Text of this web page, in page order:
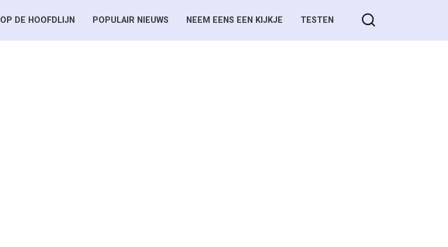
OP DE HOOFDLIJN POPULAIR NIEUWS NEEM EENS EEN KIJKJE TESTEN